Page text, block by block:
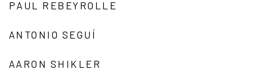
PAUL REBEYROLLE
ANTONIO SEGUÍ
AARON SHIKLER